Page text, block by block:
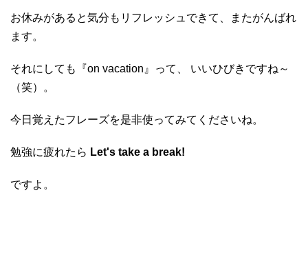
お休みがあると気分もリフレッシュできて、またがんばれ
ます。
それにしても『on vacation』って、 いいひびきですね～
（笑）。
今日覚えたフレーズを是非使ってみてくださいね。
勉強に疲れたら Let's take a break!
ですよ。